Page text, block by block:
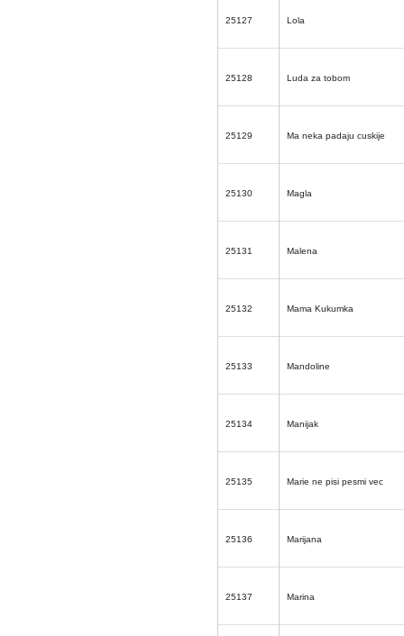
25127 Lola
25128 Luda za tobom
25129 Ma neka padaju cuskije
25130 Magla
25131 Malena
25132 Mama Kukumka
25133 Mandoline
25134 Manijak
25135 Marie ne pisi pesmi vec
25136 Marijana
25137 Marina